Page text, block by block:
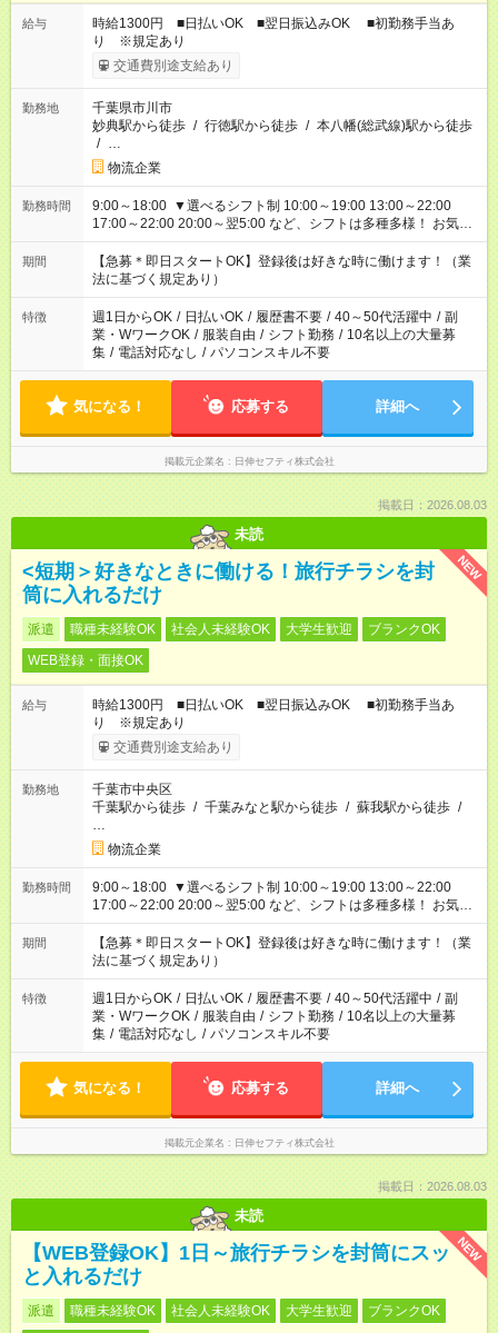
給与
時給1300円 ■日払いOK ■翌日振込みOK ■初勤務手当あ
り ※規定あり
交通費別途支給あり
勤務地
千葉県市川市
妙典駅から徒歩 / 行徳駅から徒歩 / 本八幡(総武線)駅から徒歩
/ …
物流企業
勤務時間
9:00～18:00 ▼選べるシフト制 10:00～19:00 13:00～22:00
17:00～22:00 20:00～翌5:00 など、シフトは多種多様！ お気軽
にご相談ください！
期間
【急募＊即日スタートOK】登録後は好きな時に働けます！（業
法に基づく規定あり）
特徴 週1日からOK / 日払いOK / 履歴書不要 / 40～50代活躍中 / 副
業・WワークOK / 服装自由 / シフト勤務 / 10名以上の大量募
集 / 電話対応なし / パソコンスキル不要
気になる！ 応募する 詳細へ
掲載元企業名 日伸セフティ株式会社
掲載日：2026.08.03
未読
NEW
<短期＞好きなときに働ける！旅行チラシを封
筒に入れるだけ
派遣 職種未経験OK 社会人未経験OK 大学生歓迎
ブランクOK
WEB登録・面接OK
給与
時給1300円 ■日払いOK ■翌日振込みOK ■初勤務手当あ
り ※規定あり
交通費別途支給あり
勤務地
千葉市中央区
千葉駅から徒歩 / 千葉みなと駅から徒歩 / 蘇我駅から徒歩 /
…
物流企業
勤務時間
9:00～18:00 ▼選べるシフト制 10:00～19:00 13:00～22:00
17:00～22:00 20:00～翌5:00 など、シフトは多種多様！ お気軽
にご相談ください！
期間
【急募＊即日スタートOK】登録後は好きな時に働けます！（業
法に基づく規定あり）
特徴 週1日からOK / 日払いOK / 履歴書不要 / 40～50代活躍中 / 副
業・WワークOK / 服装自由 / シフト勤務 / 10名以上の大量募
集 / 電話対応なし / パソコンスキル不要
気になる！ 応募する 詳細へ
掲載元企業名 日伸セフティ株式会社
掲載日：2026.08.03
未読
NEW
【WEB登録OK】1日～旅行チラシを封筒にスッ
と入れるだけ
派遣 職種未経験OK 社会人未経験OK 大学生歓迎
ブランクOK